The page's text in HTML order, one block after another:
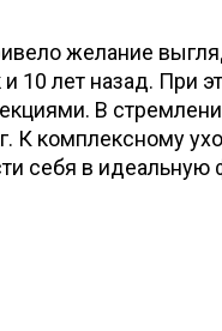
желание
10 лет назад. При
В
К комплексному
себя в идеальную